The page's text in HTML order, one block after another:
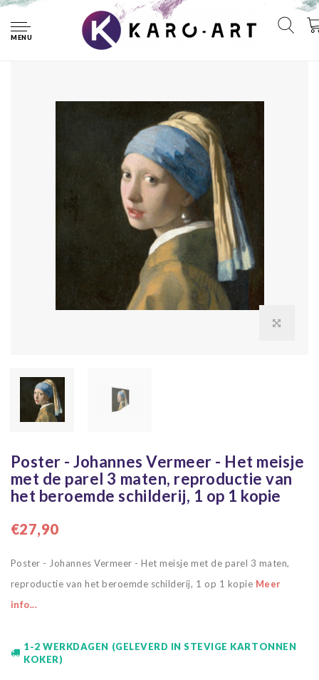
MENU
Poster - Johannes Vermeer - Het meisje met de parel 3
maten, reproductie van het beroemde schilderij, 1 op 1 kopie
Poster - Johannes Vermeer - Het meisje
met de parel 3 maten, reproductie van
het beroemde schilderij, 1 op 1 kopie
€27,90
Poster - Johannes Vermeer - Het meisje met de parel 3 maten,
reproductie van het beroemde schilderij, 1 op 1 kopie Meer
info...
1-2 WERKDAGEN (GELEVERD IN STEVIGE KARTONNEN
KOKER)